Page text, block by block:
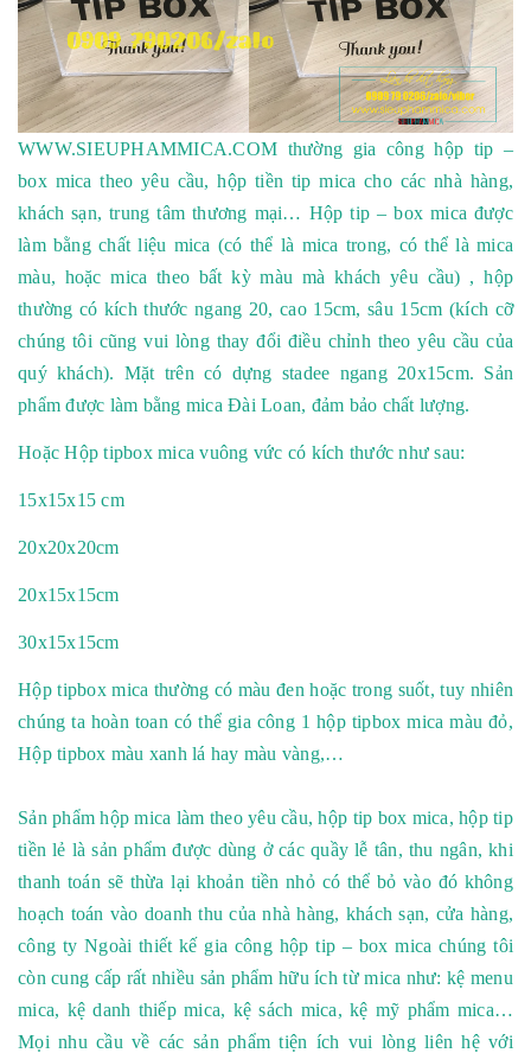
WWW.SIEUPHAMMICA.COM thường gia công hộp tip –
box mica theo yêu cầu, hộp tiền tip mica cho các nhà hàng,
khách sạn, trung tâm thương mại… Hộp tip – box mica được
làm bằng chất liệu mica (có thể là mica trong, có thể là mica
màu, hoặc mica theo bất kỳ màu mà khách yêu cầu) , hộp
thường có kích thước ngang 20, cao 15cm, sâu 15cm (kích cỡ
chúng tôi cũng vui lòng thay đổi điều chỉnh theo yêu cầu của
quý khách). Mặt trên có dựng stadee ngang 20x15cm. Sản
phẩm được làm bằng mica Đài Loan, đảm bảo chất lượng.
HoặcHộp tipbox mica vuông vức có kích thước như sau:
15x15x15 cm
20x20x20cm
20x15x15cm
30x15x15cm
Hộp tipbox mica thường có màu đen hoặc trong suốt, tuy nhiên
chúng ta hoàn toan có thể gia công 1 hộp tipbox mica màu đỏ,
Hộp tipbox màu xanh lá hay màu vàng,…
Sản phẩm hộp mica làm theo yêu cầu, hộp tip box mica, hộp tip
tiền lẻ là sản phẩm được dùng ở các quầy lễ tân, thu ngân, khi
thanh toán sẽ thừa lại khoản tiền nhỏ có thể bỏ vào đó không
hoạch toán vào doanh thu của nhà hàng, khách sạn, cửa hàng,
công ty Ngoài thiết kế gia công hộp tip – box mica chúng tôi
còn cung cấp rất nhiều sản phẩm hữu ích từ mica như: kệ menu
mica, kệ danh thiếp mica, kệ sách mica, kệ mỹ phẩm mica…
Mọi nhu cầu về các sản phẩm tiện ích vui lòng liên hệ với